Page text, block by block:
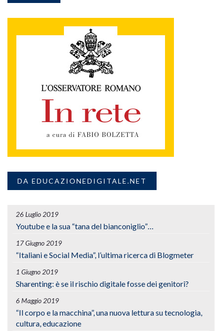
DA EDUCAZIONEDIGITALE.NET
26 Luglio 2019
Youtube e la sua “tana del bianconiglio”…
17 Giugno 2019
“Italiani e Social Media”, l’ultima ricerca di Blogmeter
1 Giugno 2019
Sharenting: è se il rischio digitale fosse dei genitori?
6 Maggio 2019
“Il corpo e la macchina”, una nuova lettura su tecnologia,
cultura, educazione